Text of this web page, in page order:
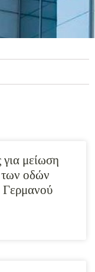
μείωση
των οδών